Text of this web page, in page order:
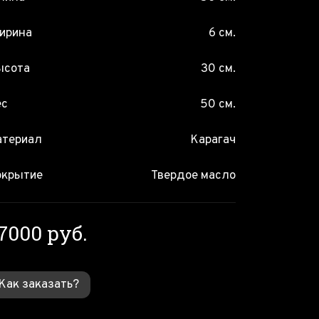
6 см.
30 см.
50 см.
Карагач
Твердое масло
руб.
Как заказать?